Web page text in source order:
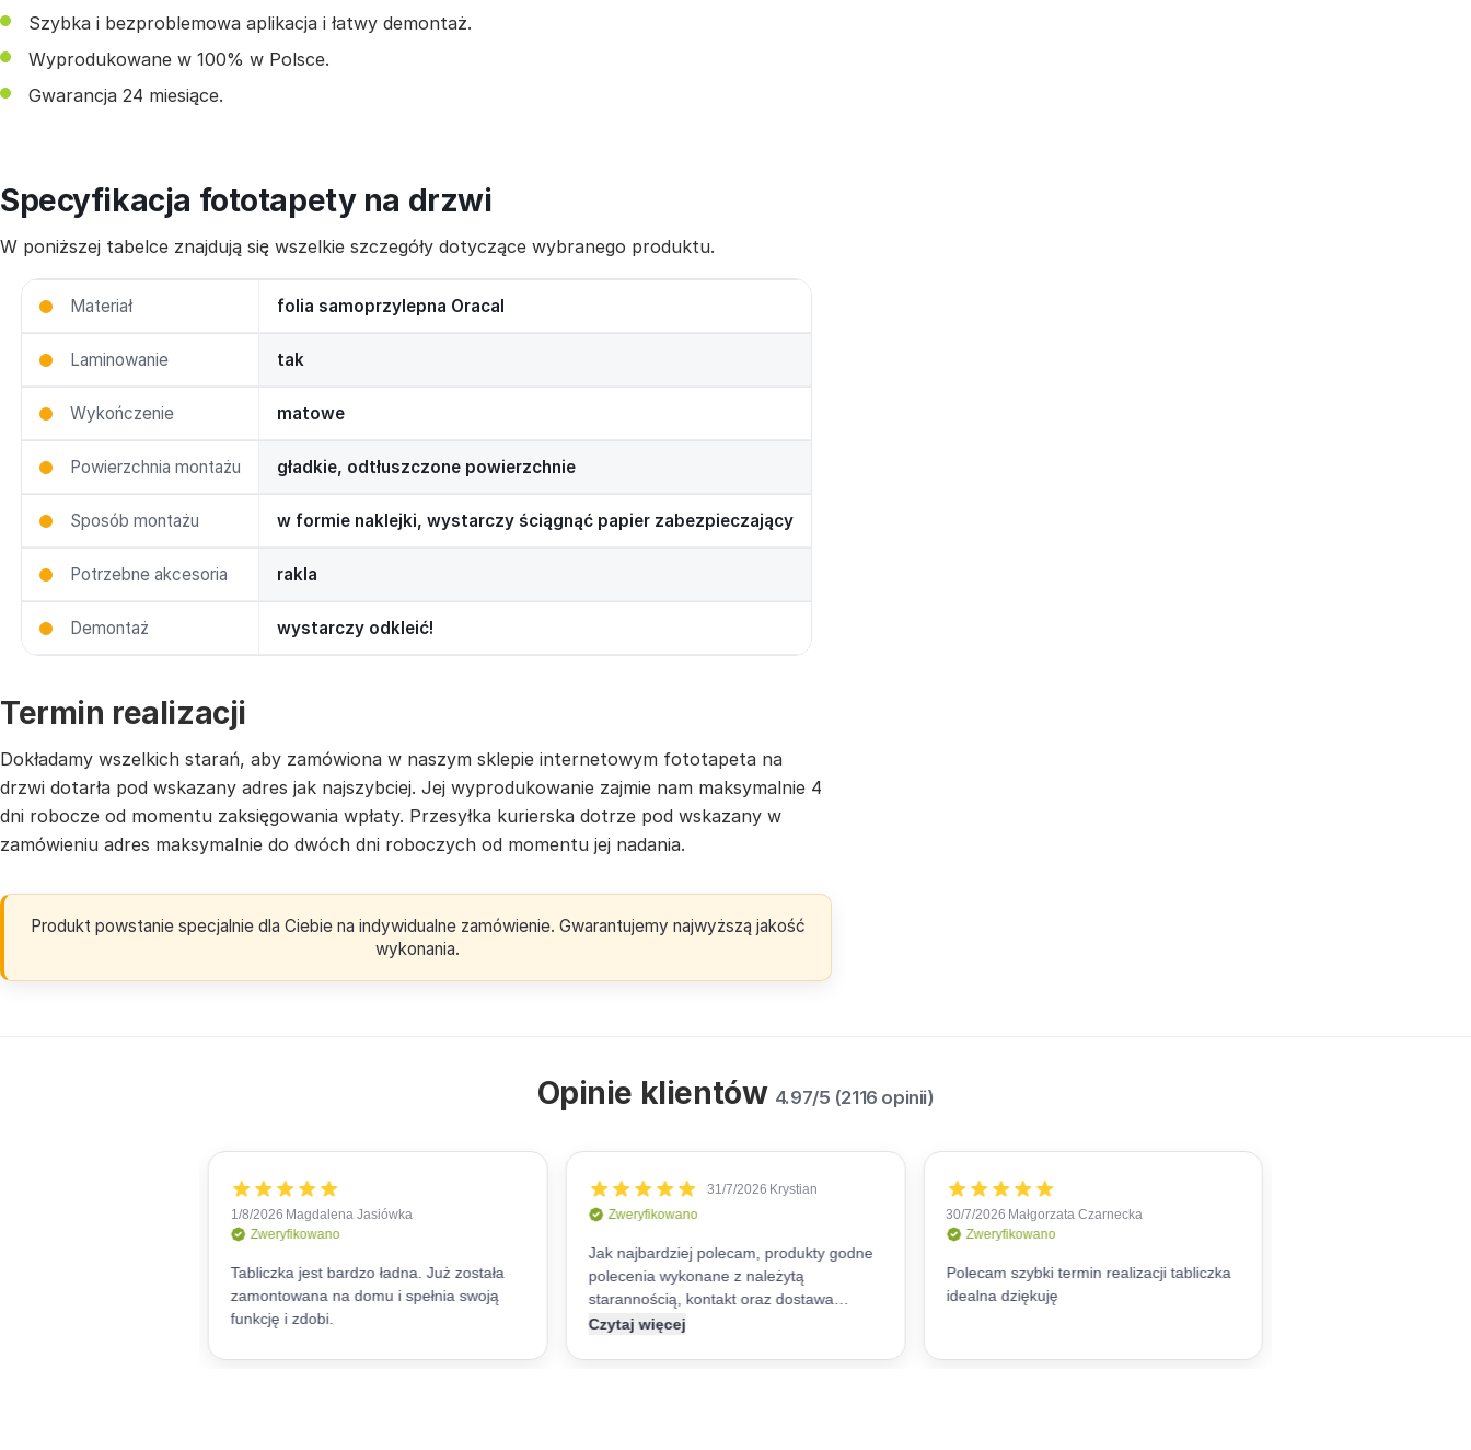
Szybka i bezproblemowa aplikacja i łatwy demontaż.
Wyprodukowane w 100% w Polsce.
Gwarancja 24 miesiące.
Specyfikacja fototapety na drzwi
W poniższej tabelce znajdują się wszelkie szczegóły dotyczące wybranego produktu.
Materiał folia samoprzylepna Oracal
Laminowanie tak
Wykończenie matowe
Powierzchnia montażu gładkie, odtłuszczone powierzchnie
Sposób montażu w formie naklejki, wystarczy ściągnąć papier zabezpieczający
Potrzebne akcesoria rakla
Demontaż wystarczy odkleić!
Termin realizacji
Dokładamy wszelkich starań, aby zamówiona w naszym sklepie internetowym fototapeta na
drzwi dotarła pod wskazany adres jak najszybciej. Jej wyprodukowanie zajmie nam maksymalnie 4
dni robocze od momentu zaksięgowania wpłaty. Przesyłka kurierska dotrze pod wskazany w
zamówieniu adres maksymalnie do dwóch dni roboczych od momentu jej nadania.
Produkt powstanie specjalnie dla Ciebie na indywidualne zamówienie. Gwarantujemy najwyższą jakość
wykonania.
Opinie klientów 4.97/5 (2116 opinii)